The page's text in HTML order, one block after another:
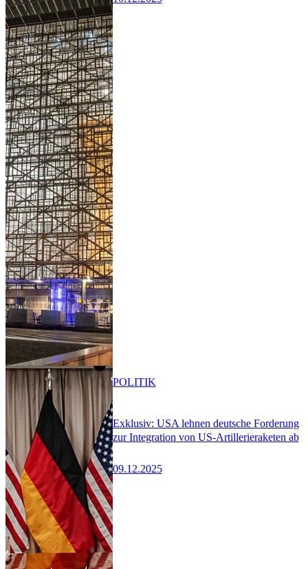
Exklusiv: USA lehnen deutsche Forderung
zur Integration von US-Artillerieraketen ab
09.12.2025
POLITIK